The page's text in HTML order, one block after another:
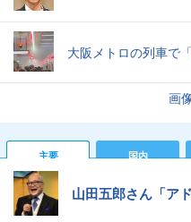
大阪メトロの列車で
画
主要 国内
山田五郎さん「ア